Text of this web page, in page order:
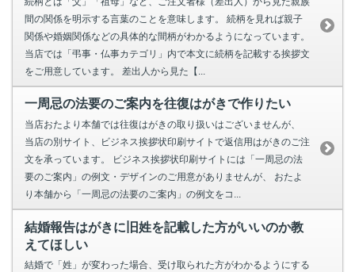
間の関係を明示する言葉のことを意味します。 続柄を見れば親子
関係や婚姻関係などの具体的な間柄がわかるようになっています。
当店では「弔事・仏事カテゴリ」内で本文に続柄を記載する挨拶文
をご用意しています。 差出人から見た【...
一周忌の法要のご案内を往復はがきで作りたい
当店おたより本舗では往復はがきの取り扱いはございませんが、
当店の別サイト、ビジネス挨拶状印刷サイトで返信用はがきのご注
文を承っています。 ビジネス挨拶状印刷サイトには「一周忌の法
要のご案内」の例文・デザインのご用意がありませんが、 おたよ
り本舗から「一周忌の法要のご案内」の例文をコ...
結婚報告はがきに旧姓を記載した方がいいのか教
えてほしい
結婚で「姓」が変わった場合、受け取られた方がわかるようにする